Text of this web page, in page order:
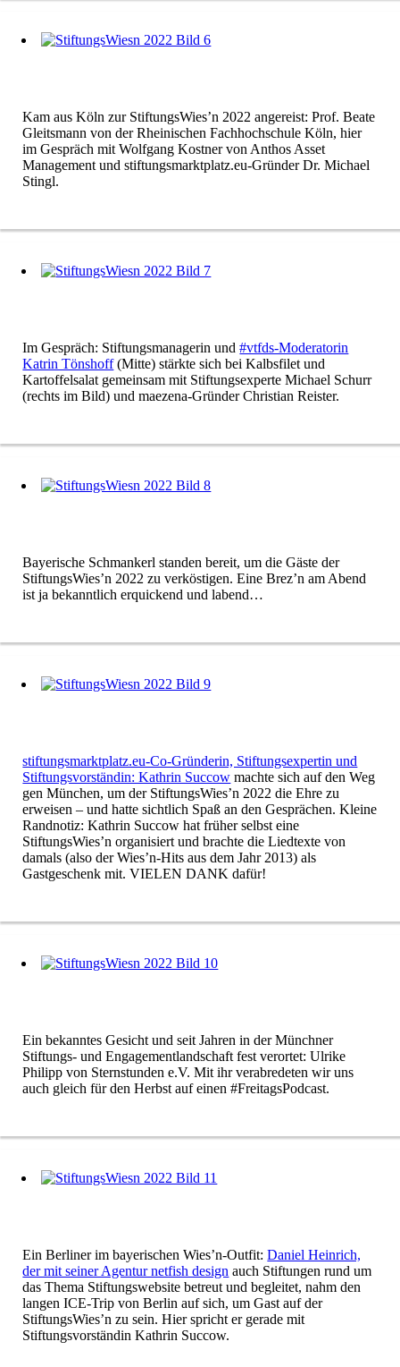
Kam aus Köln zur StiftungsWies’n 2022 angereist: Prof. Beate
Gleitsmann von der Rheinischen Fachhochschule Köln, hier
im Gespräch mit Wolfgang Kostner von Anthos Asset
Management und stiftungsmarktplatz.eu-Gründer Dr. Michael
Stingl.
Im Gespräch: Stiftungsmanagerin und#vtfds-Moderatorin
Katrin Tönshoff(Mitte) stärkte sich bei Kalbsfilet und
Kartoffelsalat gemeinsam mit Stiftungsexperte Michael Schurr
(rechts im Bild) und maezena-Gründer Christian Reister.
Bayerische Schmankerl standen bereit, um die Gäste der
StiftungsWies’n 2022 zu verköstigen. Eine Brez’n am Abend
ist ja bekanntlich erquickend und labend…
stiftungsmarktplatz.eu-Co-Gründerin, Stiftungsexpertin und
Stiftungsvorständin: Kathrin Succow machte sich auf den Weg
gen München, um der StiftungsWies’n 2022 die Ehre zu
erweisen – und hatte sichtlich Spaß an den Gesprächen. Kleine
Randnotiz: Kathrin Succow hat früher selbst eine
StiftungsWies’n organisiert und brachte die Liedtexte von
damals (also der Wies’n-Hits aus dem Jahr 2013) als
Gastgeschenk mit. VIELEN DANK dafür!
Ein bekanntes Gesicht und seit Jahren in der Münchner
Stiftungs- und Engagementlandschaft fest verortet: Ulrike
Philipp von Sternstunden e.V. Mit ihr verabredeten wir uns
auch gleich für den Herbst auf einen #FreitagsPodcast.
Ein Berliner im bayerischen Wies’n-Outfit:Daniel Heinrich,
der mit seiner Agentur netfish design auch Stiftungen rund um
das Thema Stiftungswebsite betreut und begleitet, nahm den
langen ICE-Trip von Berlin auf sich, um Gast auf der
StiftungsWies’n zu sein. Hier spricht er gerade mit
Stiftungsvorständin Kathrin Succow.